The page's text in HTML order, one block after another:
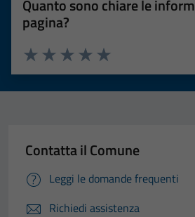
Quanto sono chiare le
pagina?
Valuta 5 stelle su 5
Valuta 4 stelle su 5
Valuta 3 stelle su 5
Valuta 2 stelle su 5
Valuta 1 stelle su 5
Contatta il Comune
Leggi le domande frequenti
Richiedi assistenza